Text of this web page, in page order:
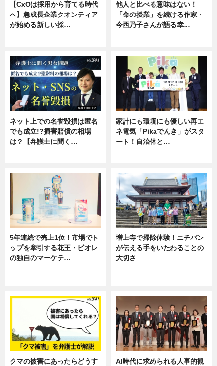
【CxOは採用から育てる時代
へ】急成長企業クオンティア
が始める新しい採…
他人と比べる意味はない！
「命の授業」を続ける作家・
今西乃子さんが語る幸…
ネット上での名誉毀損は匿名
でも成立!?損害賠償の相場
は？【弁護士に聞く…
家計にも環境にも優しい再エ
ネ電気「Pikaでんき」がスタ
ート！自治体と…
5年連続で売上1位！市場でト
ップを牽引する花王・ビオレ
の独自のマーケテ…
増上寺で掃除体験！ニチバン
が伝える手をいたわることの
大切さ
クマの被害にあったらどうす AI時代に求められる人事的観